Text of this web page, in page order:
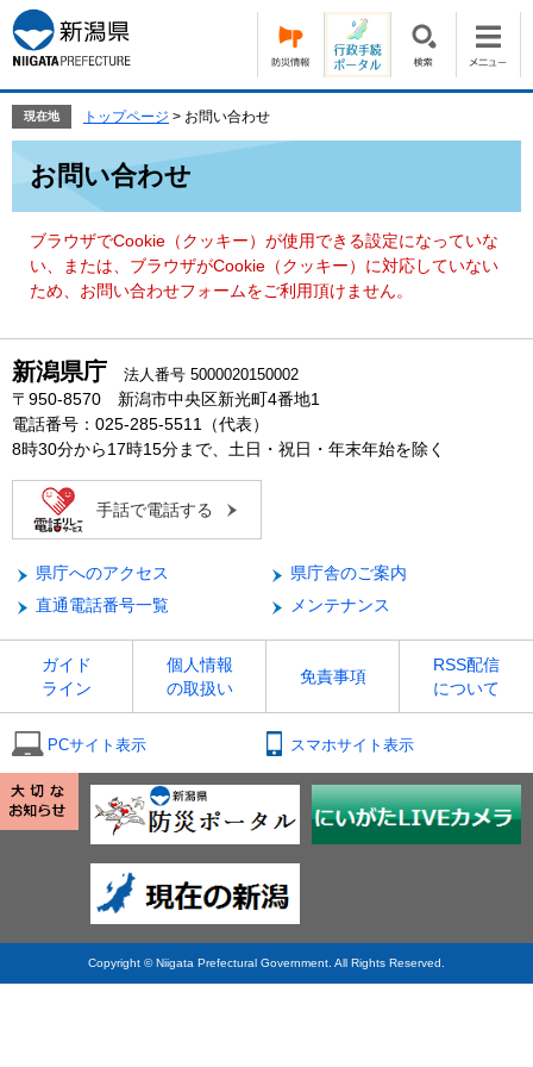
ー
ジ
の
頭
す。
ニ
ュ
ー
飛
て
現在地 トップページ > お問い合わせ
お問い合わせ
ブラウザでCookie（クッキー）が使用できる設定になっていな
い、または、ブラウザがCookie（クッキー）に対応していない
ため、お問い合わせフォームをご利用頂けません。
新潟県庁 法人番号 5000020150002
〒950-8570 新潟市中央区新光町4番地1
電話番号：025-285-5511（代表）
8時30分から17時15分まで、土日・祝日・年末年始を除く
手話で電話する
県庁へのアクセス
県庁舎のご案内
直通電話番号一覧
メンテナンス
ガイド
ライン
個人情報
の取扱い
免責事項
RSS配信
について
PCサイト表示 スマホサイト表示
Copyright © Niigata Prefectural Government. All Rights Reserved.